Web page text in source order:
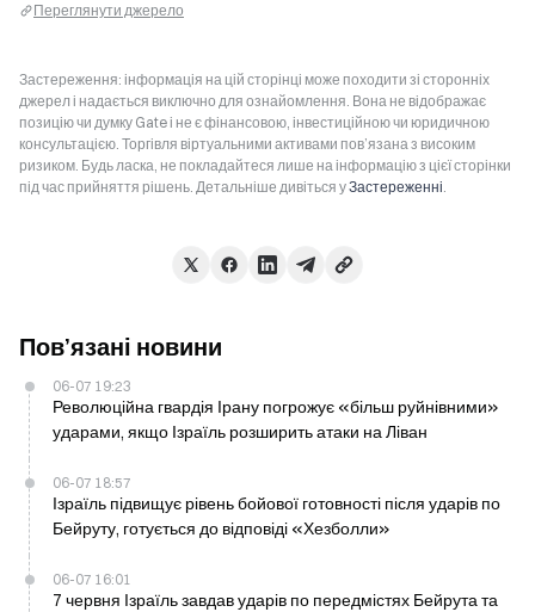
Переглянути джерело
Застереження: інформація на цій сторінці може походити зі сторонніх
джерел і надається виключно для ознайомлення. Вона не відображає
позицію чи думку Gate і не є фінансовою, інвестиційною чи юридичною
консультацією. Торгівля віртуальними активами пов’язана з високим
ризиком. Будь ласка, не покладайтеся лише на інформацію з цієї сторінки
під час прийняття рішень. Детальніше дивіться уЗастереженні.
Пов’язані новини
06-07 19:23
Революційна гвардія Ірану погрожує «більш руйнівними»
ударами, якщо Ізраїль розширить атаки на Ліван
06-07 18:57
Ізраїль підвищує рівень бойової готовності після ударів по
Бейруту, готується до відповіді «Хезболли»
06-07 16:01
7 червня Ізраїль завдав ударів по передмістях Бейрута та